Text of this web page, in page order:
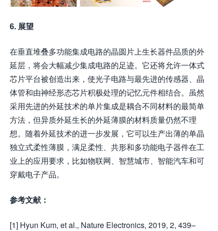
6. 展望
在垂直堆叠多功能集成电路的晶圆片上生长器件品质的外
延层，将会大幅减少集成电路的足迹。它还将允许一体式
芯片平台被创造出来，使光子电路与最先进的传感器、晶
体管和由神经形态芯片积极处理的记忆元件相结合。虽然
采用先进的外延技术的单片集成是耦合不同材料的最简单
方法，但异质外延生长的外延薄膜的材料质量仍然不理
想。随着外延技术的进一步发展，它可以生产出薄的单晶
独立式柔性薄膜，满足柔性、共形和多功能电子器件在工
业上的应用要求，比如物联网、智慧城市、智能汽车和可
穿戴电子产品。
参考文献：
[1] Hyun Kum, et al., Nature Electronics, 2019, 2, 439–